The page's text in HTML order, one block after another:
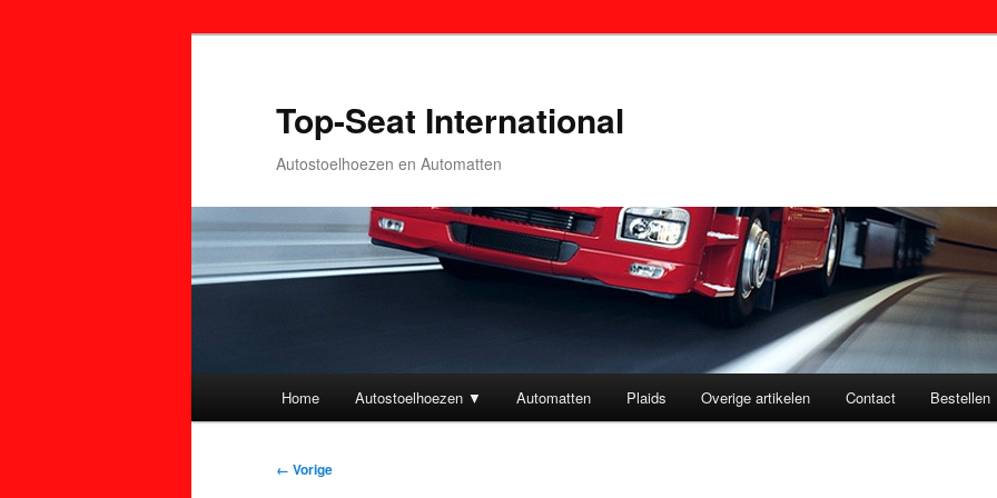
Top-Seat International
Autostoelhoezen en Automatten
Spring
Spring
Home Autostoelhoezen ▼ Automatten Plaids Overige artikelen Contact Bestellen
Afbeeldingsnavigatie
← Vorige